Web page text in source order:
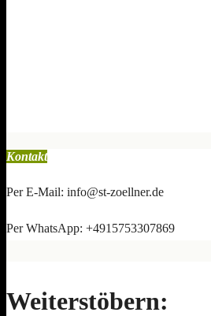
Kontakt
Per E-Mail: info@st-zoellner.de
Per WhatsApp: +4915753307869
Weiterstöbern: